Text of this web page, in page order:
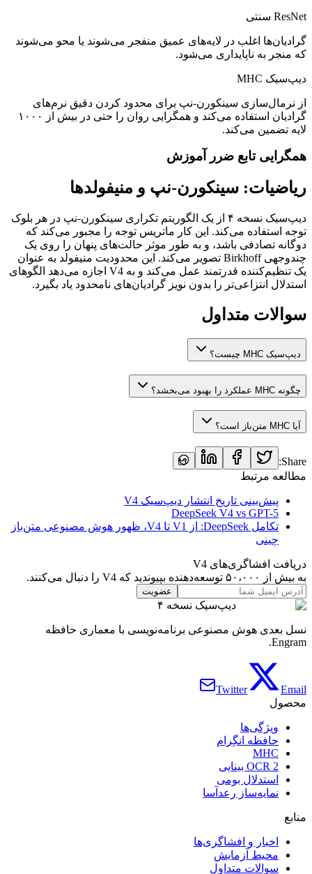
ResNet سنتی
گرادیان‌ها اغلب در لایه‌های عمیق منفجر می‌شوند یا محو می‌شوند
که منجر به ناپایداری می‌شود.
دیپ‌سیک MHC
از نرمال‌سازی سینکورن-نپ برای محدود کردن دقیق نرم‌های
گرادیان استفاده می‌کند و همگرایی روان را حتی در بیش از ۱۰۰۰
لایه تضمین می‌کند.
همگرایی تابع ضرر آموزش
ریاضیات: سینکورن-نپ و منیفولدها
دیپ‌سیک نسخه ۴ از یک الگوریتم تکراری سینکورن-نپ در هر بلوک
توجه استفاده می‌کند. این کار ماتریس توجه را مجبور می‌کند که
دوگانه تصادفی باشد، و به طور موثر حالت‌های پنهان را روی یک
چندوجهی Birkhoff تصویر می‌کند. این محدودیت منیفولد به عنوان
یک تنظیم‌کننده قدرتمند عمل می‌کند و به V4 اجازه می‌دهد الگوهای
استدلال انتزاعی‌تر را بدون نویز گرادیان‌های نامحدود یاد بگیرد.
سوالات متداول
دیپ‌سیک MHC چیست؟
چگونه MHC عملکرد را بهبود می‌بخشد؟
آیا MHC متن‌باز است؟
Share:
مطالعه مرتبط
پیش‌بینی تاریخ انتشار دیپ‌سیک V4
DeepSeek V4 vs GPT-5
تکامل DeepSeek: از V1 تا V4، ظهور هوش مصنوعی متن‌باز
چینی
دریافت افشاگری‌های V4
به بیش از ۵۰،۰۰۰ توسعه‌دهنده بپیوندید که V4 را دنبال می‌کنند.
عضویت
دیپ‌سیک نسخه ۴
نسل بعدی هوش مصنوعی برنامه‌نویسی با معماری حافظه
Engram.
Twitter
Email
محصول
ویژگی‌ها
حافظه انگِرام
MHC
OCR 2 بینایی
استدلال بومی
نمایه‌ساز رعدآسا
منابع
اخبار و افشاگری‌ها
محیط آزمایش
سوالات متداول